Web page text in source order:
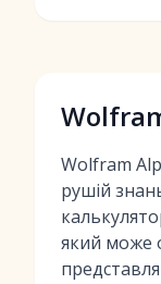
Wolfram
рушій
який може